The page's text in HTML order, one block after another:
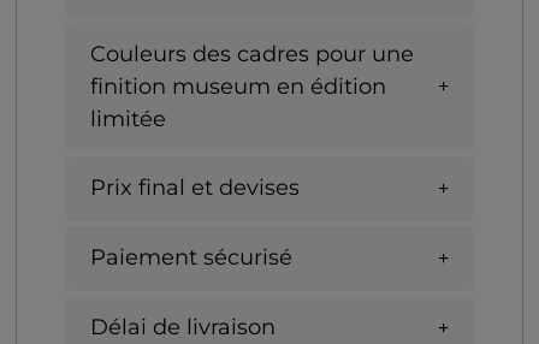
Couleurs des cadres pour une
finition museum en édition
limitée
Prix final et devises
Paiement sécurisé
Délai de livraison